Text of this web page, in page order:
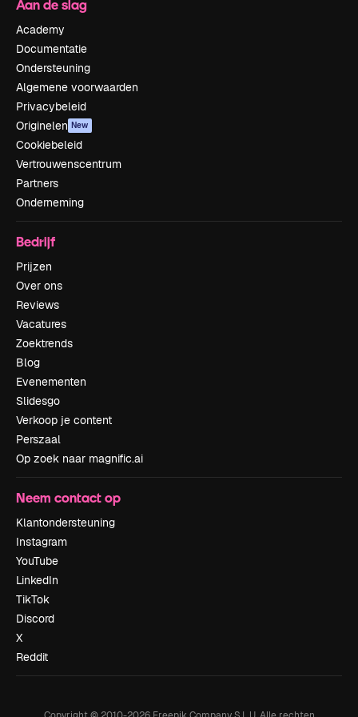
Aan de slag
Academy
Documentatie
Ondersteuning
Algemene voorwaarden
Privacybeleid
Originelen New
Cookiebeleid
Vertrouwenscentrum
Partners
Onderneming
Bedrijf
Prijzen
Over ons
Reviews
Vacatures
Zoektrends
Blog
Evenementen
Slidesgo
Verkoop je content
Perszaal
Op zoek naar magnific.ai
Neem contact op
Klantondersteuning
Instagram
YouTube
LinkedIn
TikTok
Discord
X
Reddit